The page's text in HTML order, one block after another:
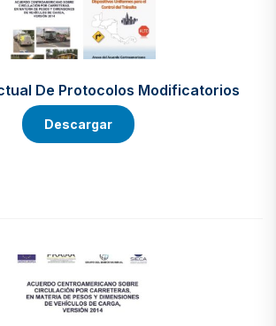
De Protocolos Modificatorios
Descargar